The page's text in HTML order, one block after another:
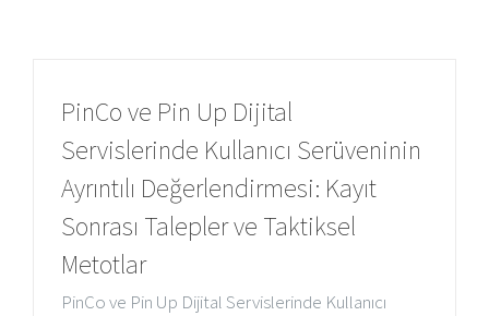
PinCo ve Pin Up Dijital
Servislerinde Kullanıcı Serüveninin
Ayrıntılı Değerlendirmesi: Kayıt
Sonrası Talepler ve Taktiksel
Metotlar
PinCo ve Pin Up Dijital Servislerinde Kullanıcı